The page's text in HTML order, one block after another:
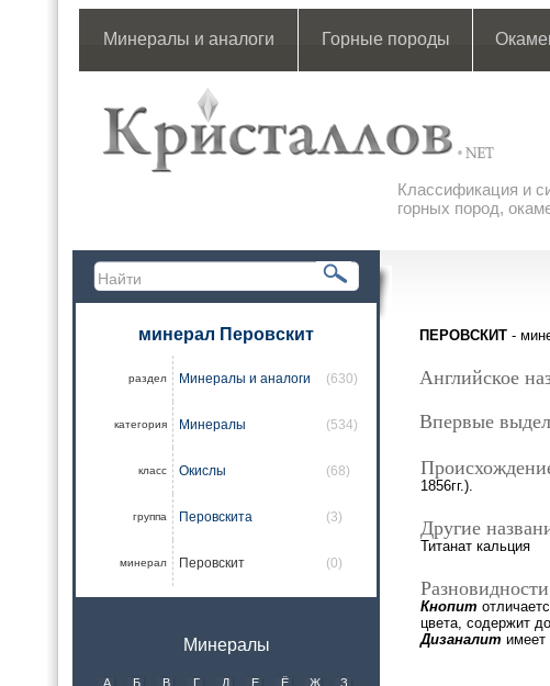
Минералы и аналоги Горные породы
Классификация и
горных пород,
минерал Перовскит
раздел Минералы и аналоги (630)
категория Минералы (534)
класс Окислы (68)
группа Перовскита (3)
минерал Перовскит (0)
Минералы
А Б В Г Д Е Ё Ж
З
ПЕРОВСКИТ -
Английское
Впервые
1856гг.).
Другие
Титанат кальция
Кнопит
цвета, содержит
Дизаналит имеет